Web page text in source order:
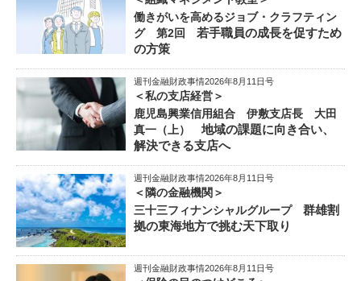
働きがいを高めるジョブ・クラフティン
グ 第2回
若手職員の成長を促すため
の方策
週刊金融財政事情2026年8月11日号
＜私の支店経営＞
鹿児島興業信用組合 伊敷支店長 大田
真一（上）
地域の課題に向き合い、
解決できる支店へ
週刊金融財政事情2026年8月11日号
＜隣の金融機関＞
三十三フィナンシャルグループ
群雄割
拠の東海地方で挑む天下取り
週刊金融財政事情2026年8月11日号